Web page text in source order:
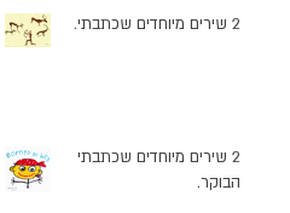
2 שירים מיוחדים שכתבתי.
2 שירים מיוחדים שכתבתי
הבוקר.